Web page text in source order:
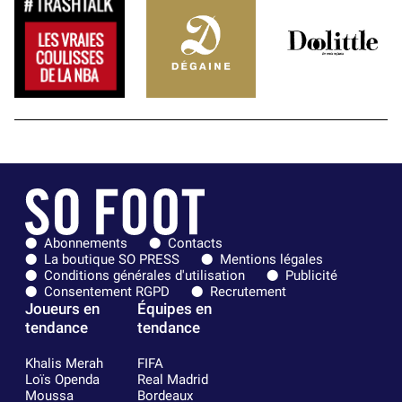
Abonnements
Contacts
La boutique SO PRESS
Mentions légales
Conditions générales d'utilisation
Publicité
Consentement RGPD
Recrutement
Joueurs en
tendance
Khalis Merah
Loïs Openda
Moussa
Équipes en
tendance
FIFA
Real Madrid
Bordeaux